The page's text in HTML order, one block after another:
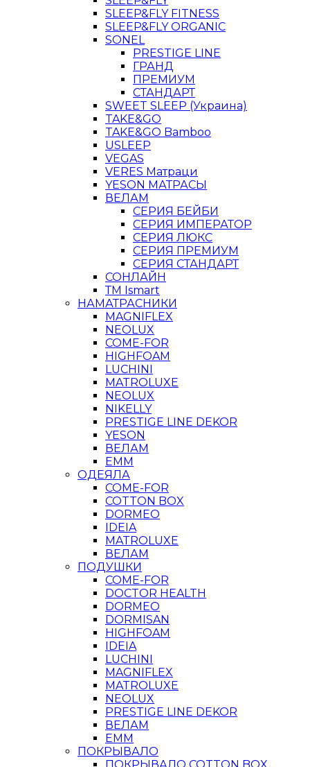
SLEEP&FLY FITNESS
SLEEP&FLY ORGANIC
SONEL
PRESTIGE LINE
ГРАНД
ПРЕМИУМ
СТАНДАРТ
SWEET SLEEP (Украина)
TAKE&GO
TAKE&GO Bamboo
USLEEP
VEGAS
VERES Матраци
YESON МАТРАСЫ
ВЕЛАМ
СЕРИЯ БЕЙБИ
СЕРИЯ ИМПЕРАТОР
СЕРИЯ ЛЮКС
СЕРИЯ ПРЕМИУМ
СЕРИЯ СТАНДАРТ
СОНЛАЙН
ТМ Ismart
НАМАТРАСНИКИ
MAGNIFLEX
NEOLUX
COME-FOR
HIGHFOAM
LUCHINI
MATROLUXE
NEOLUX
NIKELLY
PRESTIGE LINE DEKOR
YESON
ВЕЛАМ
ЕММ
ОДЕЯЛА
COME-FOR
COTTON BOX
DORMEO
IDEIA
MATROLUXE
ВЕЛАМ
ПОДУШКИ
COME-FOR
DOCTOR HEALTH
DORMEO
DORMISAN
HIGHFOAM
IDEIA
LUCHINI
MAGNIFLEX
MATROLUXE
NEOLUX
PRESTIGE LINE DEKOR
ВЕЛАМ
ЕММ
ПОКРЫВАЛО